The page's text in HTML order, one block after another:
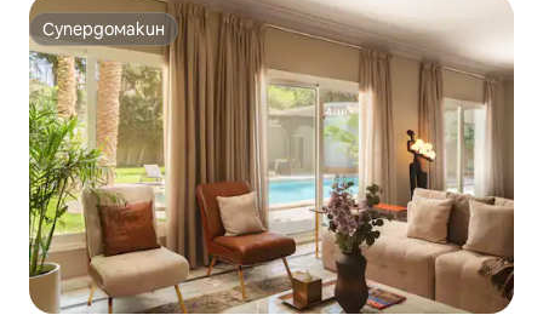
Супердомакин
Супердомакин